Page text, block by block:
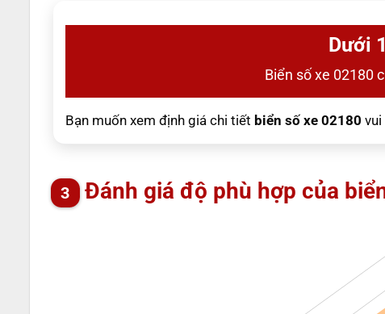
Dưới
Biển số xe 02180
Bạn muốn xem định giá chi tiết biển số xe 02180 vui
Đánh giá độ phù hợp của